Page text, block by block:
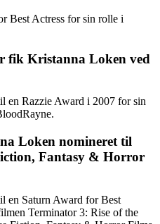
Best Actress for sin rolle i
fik Kristanna Loken ved
en Razzie Award i 2007 for sin
Loken nomineret til
Fantasy & Horror
en Saturn Award for Best
Terminator 3: Rise of the